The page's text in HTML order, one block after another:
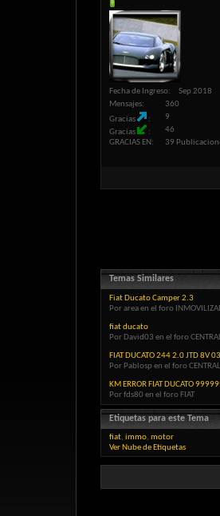
Fecha de Ingreso
Sep 2018
Mensajes
360
Gracias
9
Gracias
46
GRACIAS EN
39
Temas Similares
Fiat Ducato Camper 2.3
Por area en el foro
fiat ducato
Por David03 en el foro
FIAT DUCATO 244 2.0 JTD 8V
Por Pablosp en el foro
KM ERROR FIAT DUCATO
Por fds80 en el foro FIAT
Etiquetas para este Tema
fiat, immo, motor
Ver Nube de Etiquetas